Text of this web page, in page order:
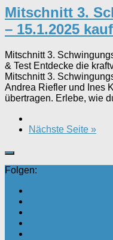
Mitschnitt 3.
– 15.1.2025
Mitschnitt 3.
& Test Entdecke die
Mitschnitt 3.
Andrea Riefler und Ines
übertragen. Erlebe, wie
Nächste Seite »
Folgen: